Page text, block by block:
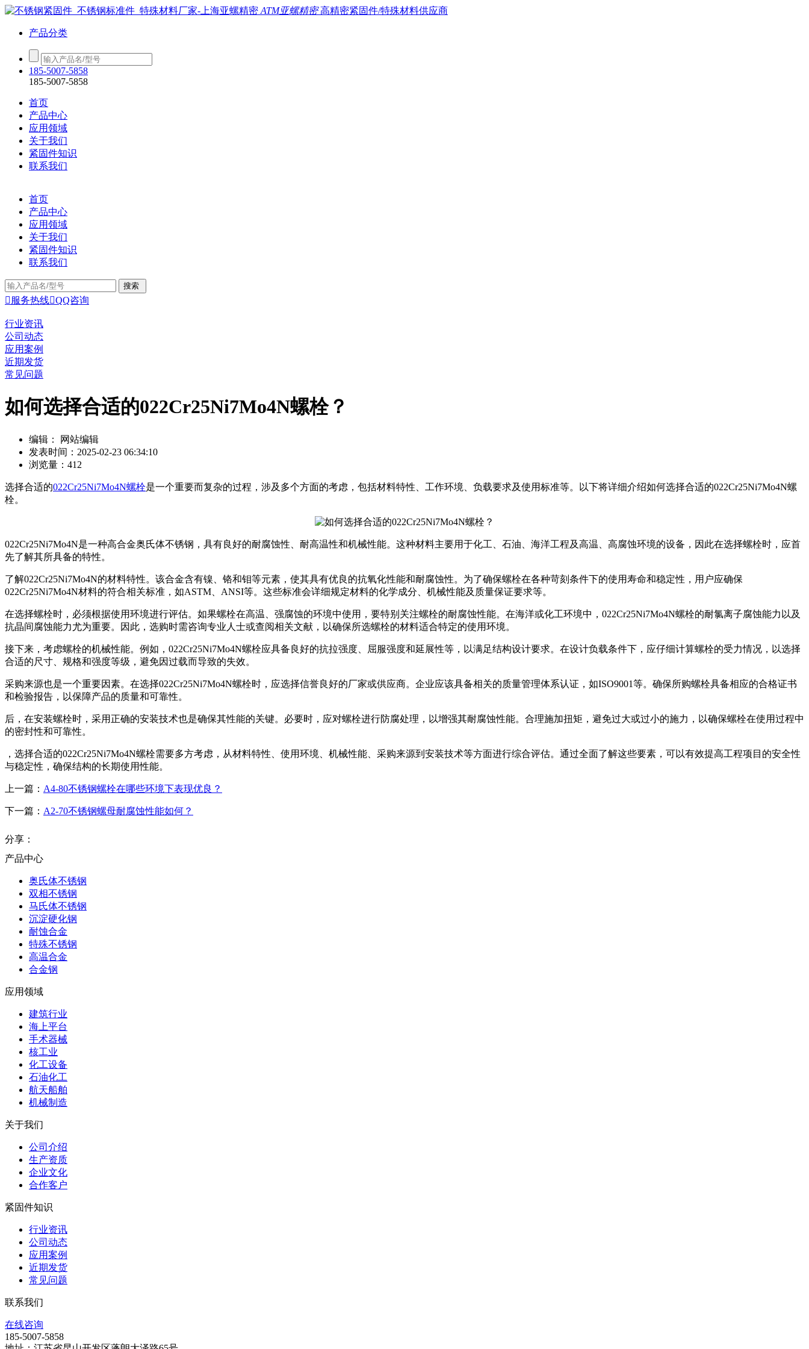
ATM亚螺精密高精密紧固件/特殊材料供应商
产品分类
185-5007-5858
185-5007-5858
首页
产品中心
应用领域
关于我们
紧固件知识
联系我们
首页
产品中心
应用领域
关于我们
紧固件知识
联系我们
 服务热线QQ咨询
行业资讯
公司动态
应用案例
近期发货
常见问题
如何选择合适的022Cr25Ni7Mo4N螺栓？
编辑： 网站编辑
发表时间：2025-02-23 06:34:10
浏览量：412
选择合适的022Cr25Ni7Mo4N螺栓是一个重要而复杂的过程，涉及多个方面的考虑，包括材料特性、工作环境、负载要求及使用标准等。以下将详细介绍如何选择合适的022Cr25Ni7Mo4N螺
栓。
022Cr25Ni7Mo4N是一种高合金奥氏体不锈钢，具有良好的耐腐蚀性、耐高温性和机械性能。这种材料主要用于化工、石油、海洋工程及高温、高腐蚀环境的设备，因此在选择螺栓时，应首
先了解其所具备的特性。
了解022Cr25Ni7Mo4N的材料特性。该合金含有镍、铬和钼等元素，使其具有优良的抗氧化性能和耐腐蚀性。为了确保螺栓在各种苛刻条件下的使用寿命和稳定性，用户应确保
022Cr25Ni7Mo4N材料的符合相关标准，如ASTM、ANSI等。这些标准会详细规定材料的化学成分、机械性能及质量保证要求等。
在选择螺栓时，必须根据使用环境进行评估。如果螺栓在高温、强腐蚀的环境中使用，要特别关注螺栓的耐腐蚀性能。在海洋或化工环境中，022Cr25Ni7Mo4N螺栓的耐氯离子腐蚀能力以及
抗晶间腐蚀能力尤为重要。因此，选购时需咨询专业人士或查阅相关文献，以确保所选螺栓的材料适合特定的使用环境。
接下来，考虑螺栓的机械性能。例如，022Cr25Ni7Mo4N螺栓应具备良好的抗拉强度、屈服强度和延展性等，以满足结构设计要求。在设计负载条件下，应仔细计算螺栓的受力情况，以选择
合适的尺寸、规格和强度等级，避免因过载而导致的失效。
采购来源也是一个重要因素。在选择022Cr25Ni7Mo4N螺栓时，应选择信誉良好的厂家或供应商。企业应该具备相关的质量管理体系认证，如ISO9001等。确保所购螺栓具备相应的合格证书
和检验报告，以保障产品的质量和可靠性。
后，在安装螺栓时，采用正确的安装技术也是确保其性能的关键。必要时，应对螺栓进行防腐处理，以增强其耐腐蚀性能。合理施加扭矩，避免过大或过小的施力，以确保螺栓在使用过程中
的密封性和可靠性。
，选择合适的022Cr25Ni7Mo4N螺栓需要多方考虑，从材料特性、使用环境、机械性能、采购来源到安装技术等方面进行综合评估。通过全面了解这些要素，可以有效提高工程项目的安全性
与稳定性，确保结构的长期使用性能。
上一篇： A4-80不锈钢螺栓在哪些环境下表现优良？
下一篇： A2-70不锈钢螺母耐腐蚀性能如何？
分享：
产品中心
奥氏体不锈钢
双相不锈钢
马氏体不锈钢
沉淀硬化钢
耐蚀合金
特殊不锈钢
高温合金
合金钢
应用领域
建筑行业
海上平台
手术器械
核工业
化工设备
石油化工
航天船舶
机械制造
关于我们
公司介绍
生产资质
企业文化
合作客户
紧固件知识
行业资讯
公司动态
应用案例
近期发货
常见问题
联系我们
在线咨询
185-5007-5858